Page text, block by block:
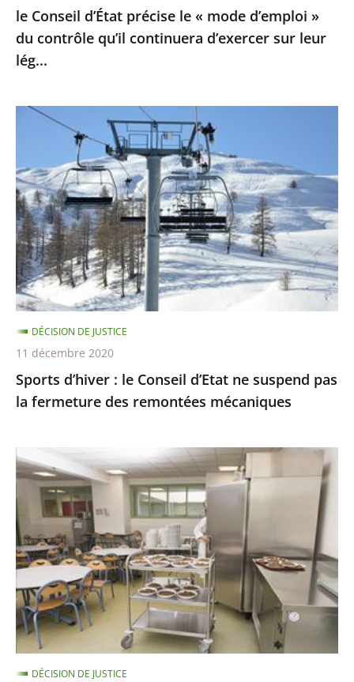
«
mode
d’emploi
du
contrôle
continuera
d’exercer
sur
leur
lég...
le Conseil d’État précise le « mode d’emploi »
du contrôle qu’il continuera d’exercer sur leur
lég...
Sports
le
Conseil
d’Etat
ne
suspend
pas
la
fermeture
des
remontées
mécaniques
Sports d’hiver : le Conseil d’Etat ne suspend pas
la fermeture des remontées mécaniques
DÉCISION DE JUSTICE
11 décembre 2020
Les
menus
de
substitution
dans
les
cantines
scolaires,
qui
ne
DÉCISION DE JUSTICE